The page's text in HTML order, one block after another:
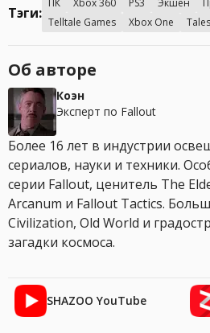
Тэги:
ПК Xbox 360 PS3 Экшен
Telltale Games
Xbox One
Об авторе
Коэн
Эксперт по Fallout
Более 16 лет в индустрии
сериалов, науки и техники.
серии Fallout, ценитель The
Arcanum и Fallout Tactics.
Civilization, Old World и
загадки космоса.
SHAZOO YouTube